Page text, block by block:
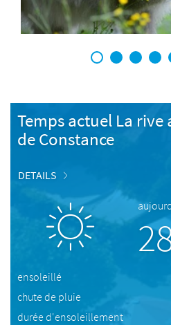
1 2 3 4
Temps actuel La
de Constance
DETAILS
ensoleillé
chute de pluie
durée d'ensoleillement